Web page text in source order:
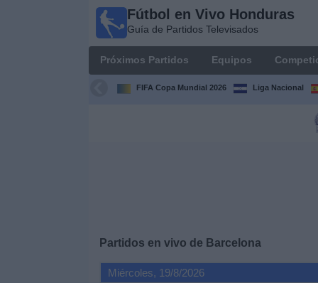
Fútbol en Vivo Honduras
Guía de Partidos Televisados
Próximos Partidos Equipos
FIFA Copa Mundial 2026 Liga Nacional
Partidos en vivo de Barcelona
Miércoles, 19/8/2026
Fútbol en
Honduras